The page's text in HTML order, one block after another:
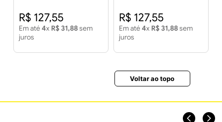
BRACOL
R$ 127,55
Em até4x R$ 31,88sem
juros
BRACOL
R$ 127,55
Em até4x R$ 31,88sem
juros
Voltar ao topo